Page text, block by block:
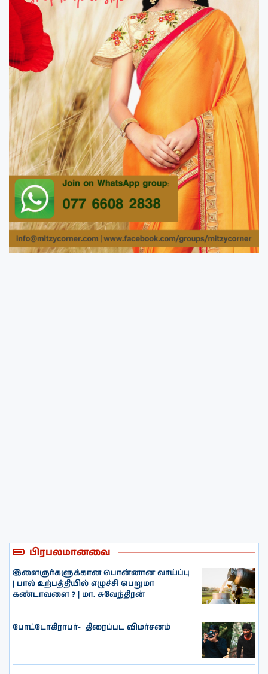
பிரபலமானவை
இளைஞர்களுக்கான பொன்னான வாய்ப்பு
| பால் உற்பத்தியில் எழுச்சி பெறுமா
கண்டாவளை ? | மா. சுவேந்திரன்
போட்டோகிராபர்- ‌ திரைப்பட விமர்சனம்